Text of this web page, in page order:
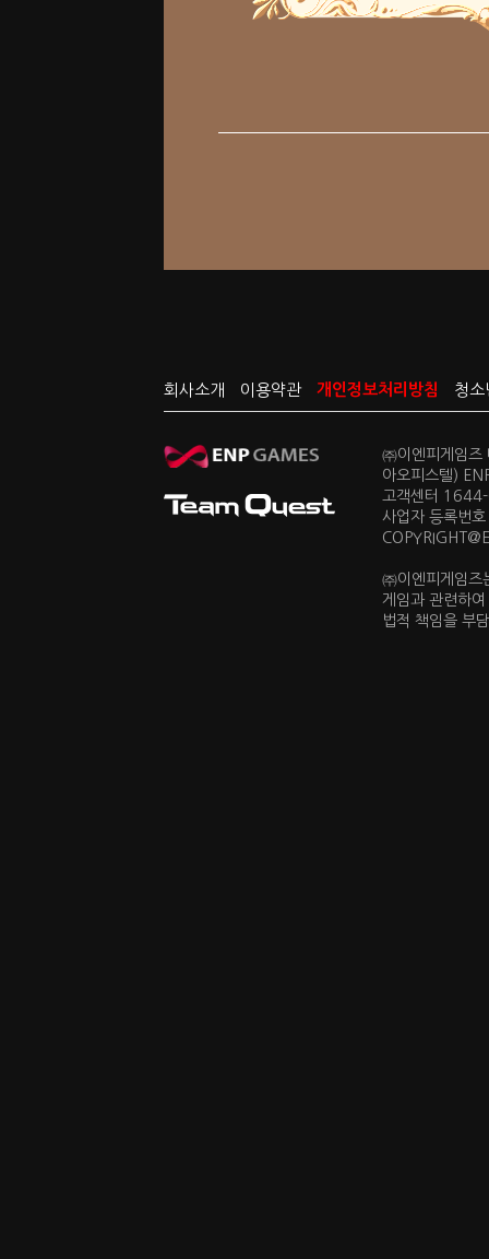
회사소개 이용약관 개인정보처리방침 청소
㈜이엔피게임
아오피스텔)
고객센터
사업자 등록번
㈜이엔피게임즈
게임과 관련하
법적 책임을 부